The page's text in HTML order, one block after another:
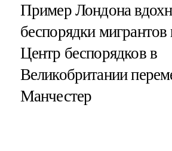
Пример Лондона
беспорядки
Центр беспорядков в
Великобритании
Манчестер